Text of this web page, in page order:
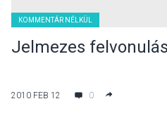
KOMMENTÁR NÉLKÜL
Jelmezes
2010 FEB 12 0